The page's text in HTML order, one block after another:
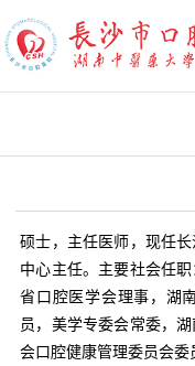
硕士，主任医师，现任
中心主任。主要社会任
省口腔医学会理事，湖
员，美学专委会常委，
会口腔健康管理委员会委